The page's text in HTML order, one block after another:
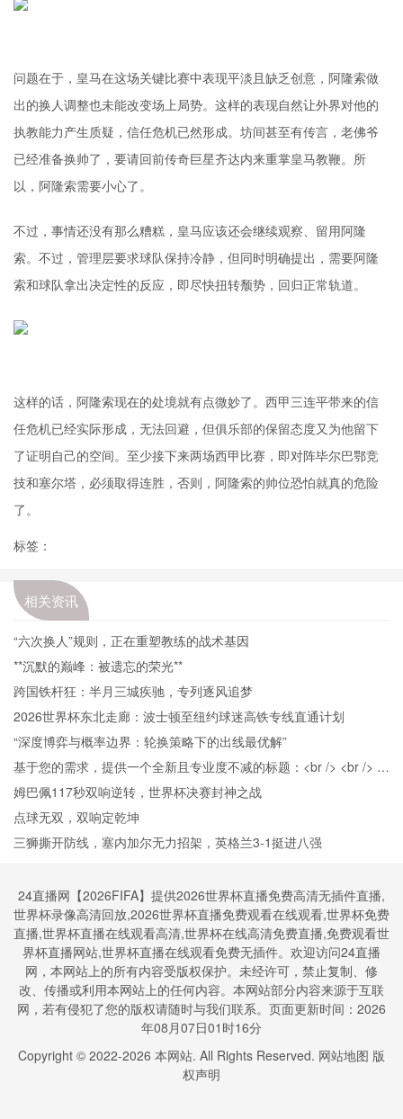
问题在于，皇马在这场关键比赛中表现平淡且缺乏创意，阿隆索做
出的换人调整也未能改变场上局势。这样的表现自然让外界对他的
执教能力产生质疑，信任危机已然形成。坊间甚至有传言， 老佛爷
已经准备换帅了，要请回前传奇巨星齐达内来重掌皇马教鞭。所
以，阿隆索需要小心了。
不过，事情还没有那么糟糕，皇马应该还会继续观察、留用阿隆
索。不过，管理层要求球队保持冷静，但同时明确提出，需要阿隆
索和球队拿出决定性的反应，即尽快扭转颓势，回归正常轨道。
这样的话，阿隆索现在的处境就有点微妙了。西甲三连平带来的信
任危机已经实际形成，无法回避，但俱乐部的保留态度又为他留下
了证明自己的空间。至少接下来两场西甲比赛，即对阵毕尔巴鄂竞
技和塞尔塔，必须取得连胜，否则，阿隆索的帅位恐怕就真的危险
了。
标签：
相关资讯
“六次换人”规则，正在重塑教练的战术基因
**沉默的巅峰：被遗忘的荣光**
跨国铁杆狂：半月三城疾驰，专列逐风追梦
2026世界杯东北走廊：波士顿至纽约球迷高铁专线直通计划
“深度博弈与概率边界：轮换策略下的出线最优解”
基于您的需求，提供一个全新且专业度不减的标题：<br /> <br /> **
面向极端热应激的2026世界杯场馆：智能水冷网络的自适应调控与
动态补给策略研究**
姆巴佩117秒双响逆转，世界杯决赛封神之战
点球无双，双响定乾坤
三狮撕开防线，塞内加尔无力招架，英格兰3-1挺进八强
24直播网【2026FIFA】提供2026世界杯直播免费高清无插件直播,
世界杯录像高清回放,2026世界杯直播免费观看在线观看,世界杯免费
直播,世界杯直播在线观看高清,世界杯在线高清免费直播,免费观看世
界杯直播网站,世界杯直播在线观看免费无插件。欢迎访问24直播
网，本网站上的所有内容受版权保护。未经许可，禁止复制、修
改、传播或利用本网站上的任何内容。本网站部分内容来源于互联
网，若有侵犯了您的版权请随时与我们联系。页面更新时间：2026
年08月07日01时16分
Copyright © 2022-2026 本网站. All Rights Reserved. 网站地图 版
权声明